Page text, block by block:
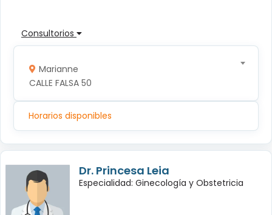
Consultorios
Marianne
CALLE FALSA 50
Horarios disponibles
Dr. Princesa Leia
Especialidad: Ginecología y Obstetricia